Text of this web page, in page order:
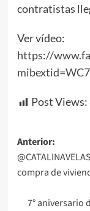
contratistas
Ver vídeo:
https://
Post Views:
de
entradas
Anterior:
compra de
7° aniversario